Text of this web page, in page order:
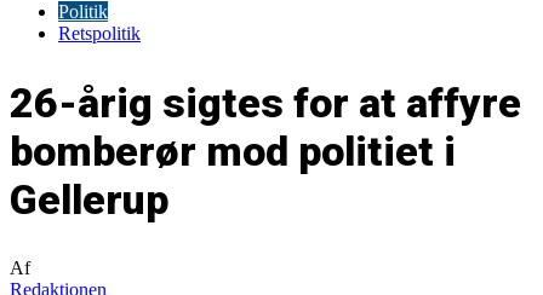
Politik
Retspolitik
26-årig sigtes for at affyre
bomberør mod politiet i
Gellerup
Af
Redaktionen